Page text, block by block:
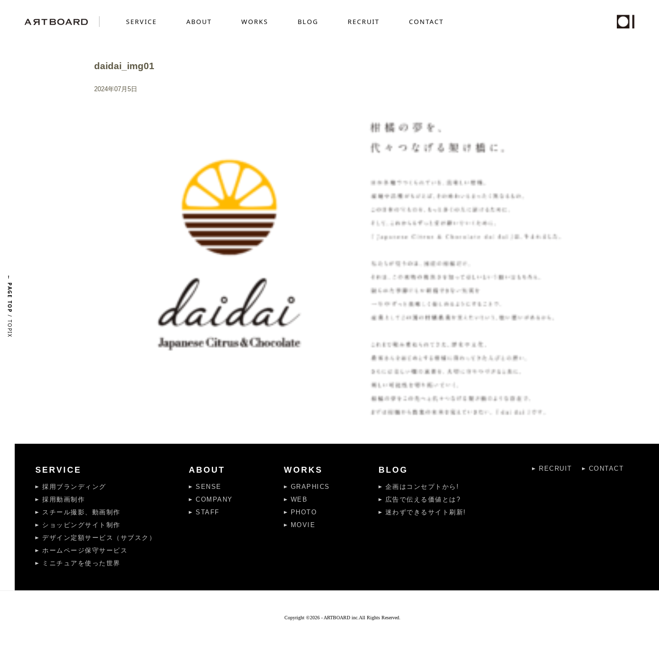
SERVICE
デザイン定額サービス(サブスク) ホームページ保守サービス
ミニチュアを使った世界
ABOUT WORKS BLOG RECRUIT CONTACT
daidai_img01
2024年07月5日
← PAGE TOP
/ TOPIX
SERVICE
採用ブランディング
採用動画制作
スチール撮影、動画制作
ショッピングサイト制作
デザイン定額サービス（サブスク）
ホームページ保守サービス
ミニチュアを使った世界
ABOUT
SENSE
COMPANY
STAFF
WORKS
GRAPHICS
WEB
PHOTO
MOVIE
BLOG
企画はコンセプトから!
広告で伝える価値とは?
迷わずできるサイト刷新!
RECRUIT CONTACT
Copyright ©2026 - ARTBOARD inc.All Rights Reserved.